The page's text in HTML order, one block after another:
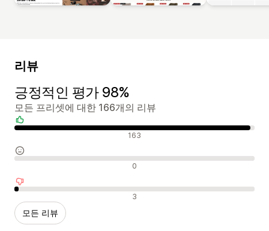
리뷰
긍정적인 평가 98%
모든 프리셋에 대한 166개의 리뷰
긍정적인 리뷰 163
중립적인 리뷰 0
부정적인 리뷰 3
모든 리뷰